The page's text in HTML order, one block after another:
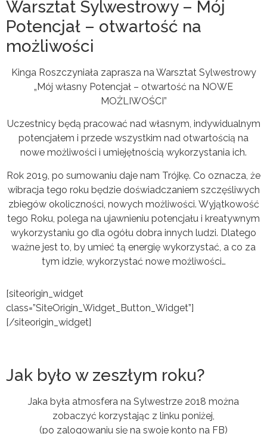
Warsztat Sylwestrowy – Mój
Potencjał – otwartość na
możliwości
Kinga Roszczyniała zaprasza na Warsztat Sylwestrowy
„Mój własny Potencjał – otwartość na NOWE
MOŻLIWOŚCI”
Uczestnicy będą pracować nad własnym, indywidualnym
potencjałem i przede wszystkim nad otwartością na
nowe możliwości i umiejętnością wykorzystania ich.
Rok 2019, po sumowaniu daje nam Trójkę. Co oznacza, że
wibracja tego roku będzie doświadczaniem szczęśliwych
zbiegów okoliczności, nowych możliwości. Wyjątkowość
tego Roku, polega na ujawnieniu potencjału i kreatywnym
wykorzystaniu go dla ogółu dobra innych ludzi. Dlatego
ważne jest to, by umieć tą energię wykorzystać, a co za
tym idzie, wykorzystać nowe możliwości…
[siteorigin_widget
class=”SiteOrigin_Widget_Button_Widget”]
[/siteorigin_widget]
Jak było w zeszłym roku?
Jaka była atmosfera na Sylwestrze 2018 można
zobaczyć korzystając z linku poniżej,
(po zalogowaniu się na swoje konto na FB)